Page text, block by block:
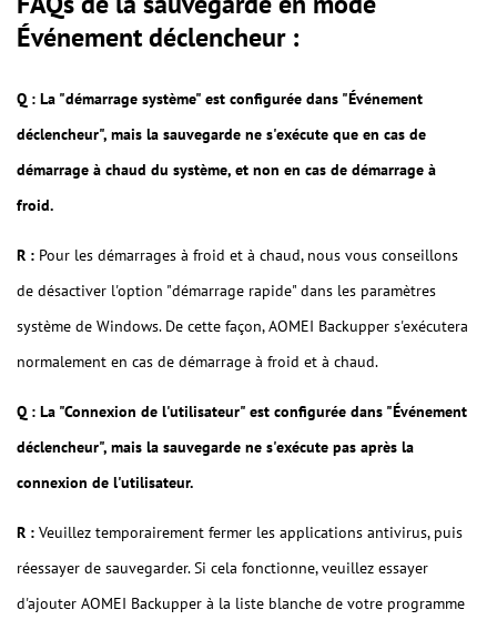
Événement déclencheur :
Q : La "démarrage système" est configurée dans "Événement
déclencheur", mais la sauvegarde ne s'exécute que en cas de
démarrage à chaud du système, et non en cas de démarrage à
froid.
R : Pour les démarrages à froid et à chaud, nous vous conseillons
de désactiver l'option "démarrage rapide" dans les paramètres
système de Windows. De cette façon, AOMEI Backupper s'exécutera
normalement en cas de démarrage à froid et à chaud.
Q : La "Connexion de l'utilisateur" est configurée dans "Événement
déclencheur", mais la sauvegarde ne s'exécute pas après la
connexion de l'utilisateur.
R : Veuillez temporairement fermer les applications antivirus, puis
réessayer de sauvegarder. Si cela fonctionne, veuillez essayer
d'ajouter AOMEI Backupper à la liste blanche de votre programme